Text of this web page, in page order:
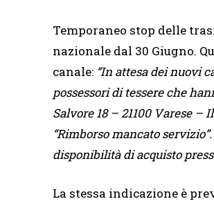
Temporaneo stop delle
nazionale dal 30 Giugno.
canale: “In attesa dei nuovi
possessori di tessere che
Salvore 18 – 21100 Varese
“Rimborso mancato
disponibilità di acquisto
La stessa indicazione è